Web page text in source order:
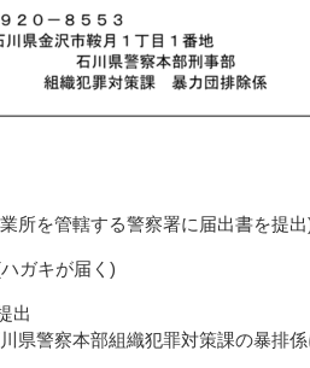
所を管轄する警察署に届出書を提出
ガキが届く)
出
県警察本部組織犯罪対策課の暴排